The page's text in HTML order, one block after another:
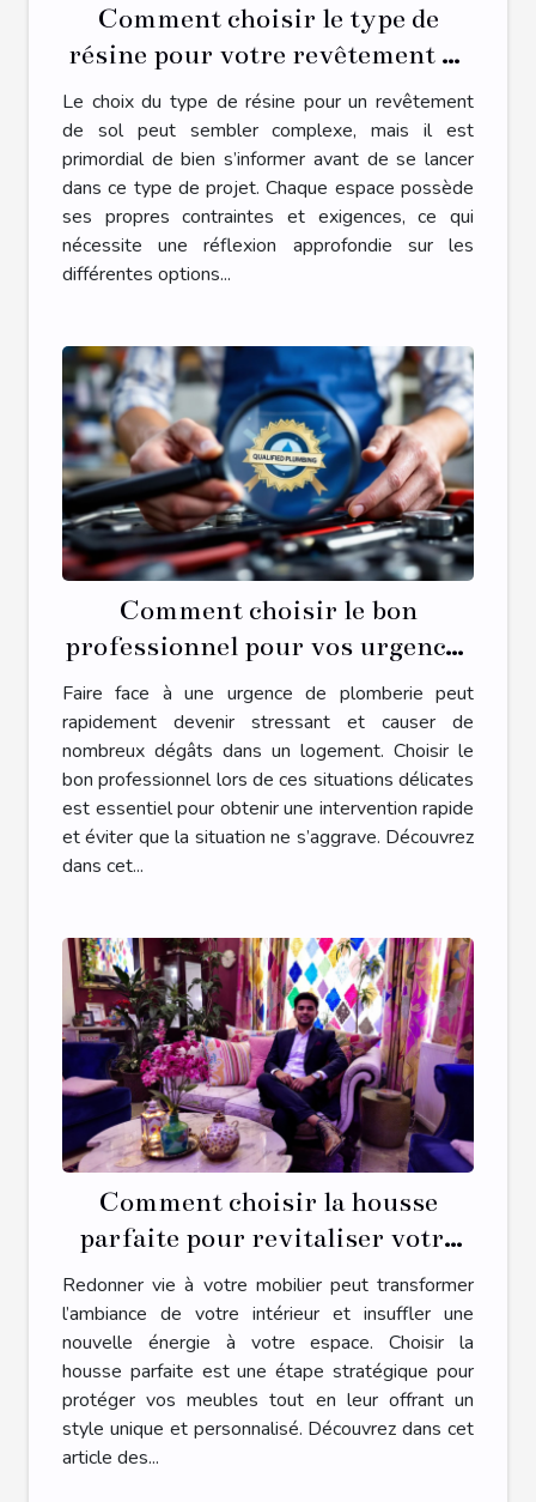
Comment choisir le type de
résine pour votre revêtement de
sol ?
Le choix du type de résine pour un revêtement
de sol peut sembler complexe, mais il est
primordial de bien s’informer avant de se lancer
dans ce type de projet. Chaque espace possède
ses propres contraintes et exigences, ce qui
nécessite une réflexion approfondie sur les
différentes options...
Comment choisir le bon
professionnel pour vos urgences
de plomberie ?
Faire face à une urgence de plomberie peut
rapidement devenir stressant et causer de
nombreux dégâts dans un logement. Choisir le
bon professionnel lors de ces situations délicates
est essentiel pour obtenir une intervention rapide
et éviter que la situation ne s’aggrave. Découvrez
dans cet...
Comment choisir la housse
parfaite pour revitaliser votre
mobilier ?
Redonner vie à votre mobilier peut transformer
l’ambiance de votre intérieur et insuffler une
nouvelle énergie à votre espace. Choisir la
housse parfaite est une étape stratégique pour
protéger vos meubles tout en leur offrant un
style unique et personnalisé. Découvrez dans cet
article des...